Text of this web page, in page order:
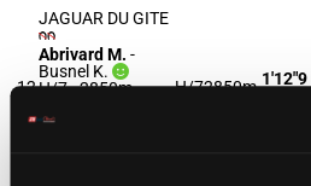
12
JAGUAR DU GITE
Abrivard M. -
Busnel K.
H/7 - 2850m-
6a 5a 2a 1a 4a
H/72850m 1'12"9